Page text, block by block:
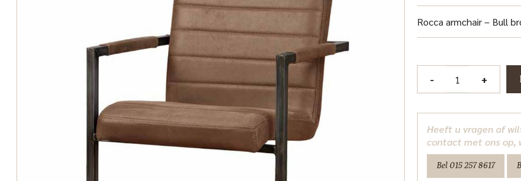
Rocca armchair – Bull
-
brown
Tower
Living
+
Heeft u vragen of
contact met ons op,
Bel 015 257 8617